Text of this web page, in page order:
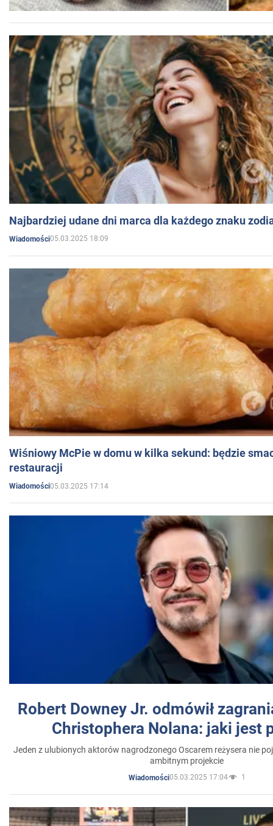
Najbardziej udane dni marca dla każdego znaku
Wiadomości05.03.2025 18:09
Wiśniowy McPie w domu w kilka sekund: będzie
restauracji
Wiadomości05.03.2025 17:14
Robert Downey Jr. odmówił
Christophera Nolana: jaki jest
Jeden z ulubionych aktorów nagrodzonego Oscarem reżysera nie
ambitnym projekcie
Wiadomości05.03.2025 17:04 1